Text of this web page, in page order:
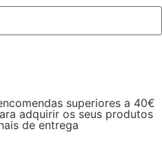
superiores a 40€
adquirir os seus produtos
de entrega